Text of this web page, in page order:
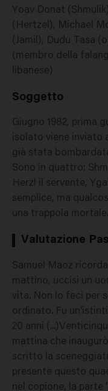
Yoav Donat
(Hertzel), Michael
(Jamil), Dudu Tasa
(membro della
libanese)
Soggetto
Giugno 1982, prima
isolato viene inviato
già stata
Sono in quattro:
Herzl il servente,
semplice, ma
una trappola mortale.
Valutazione
Samuel Maoz
mattino, uccisi un
vita. Non lo feci per
ordinato. Fu
20 anni
mattina che
scritto la
presente questo
nel copione, la parte